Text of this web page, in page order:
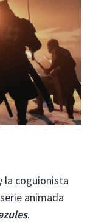
la coguionista
animada
.